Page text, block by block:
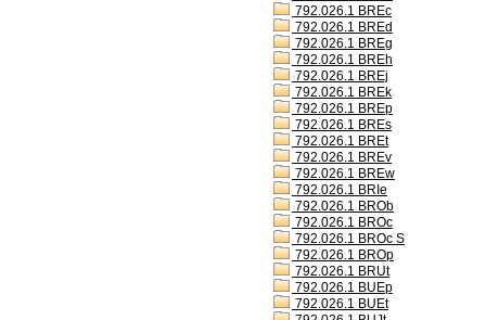
792.026.1 BREc
792.026.1 BREd
792.026.1 BREg
792.026.1 BREh
792.026.1 BREj
792.026.1 BREk
792.026.1 BREp
792.026.1 BREs
792.026.1 BREt
792.026.1 BREv
792.026.1 BREw
792.026.1 BRIe
792.026.1 BROb
792.026.1 BROc
792.026.1 BROc S
792.026.1 BROp
792.026.1 BRUt
792.026.1 BUEp
792.026.1 BUEt